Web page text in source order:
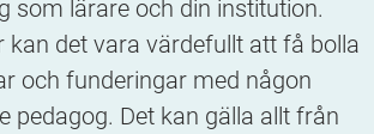
som lärare och din institution.
kan det vara värdefullt att få bolla
och funderingar med någon
pedagog. Det kan gälla allt från